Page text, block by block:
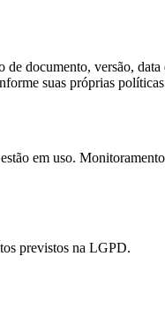
documento, versão,
suas próprias
em uso.
previstos na LGPD.